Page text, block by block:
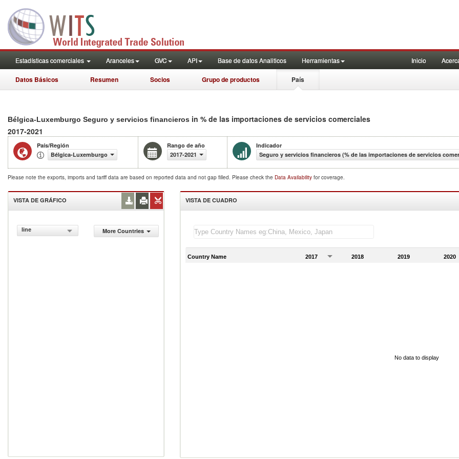
Estadísticas comerciales Aranceles GVC API Base de datos Analiticos Herramientas Inicio
Datos Básicos Resumen Socios Grupo de productos País
Bélgica-Luxemburgo Seguro y servicios financieros in % de las importaciones de servicios comerciales
2017-2021
País/Región
Bélgica-Luxemburgo
Rango de año
2017-2021
Indicador
Seguro y servicios financieros (% de las importaciones de servicios
Please note the exports, imports and tariff data are based on reported data and not gap filled. Please check the Data Availability for coverage.
VISTA DE GRÁFICO
line More Countries
VISTA DE CUADRO
Country Name 2017 2018 2019 2020
No data to display